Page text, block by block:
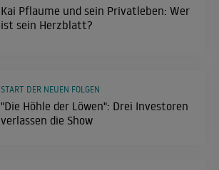
Kai Pflaume und sein Privatleben: Wer
ist sein Herzblatt?
"Die Höhle der Löwen": Drei Investoren
verlassen die Show
START DER NEUEN FOLGEN